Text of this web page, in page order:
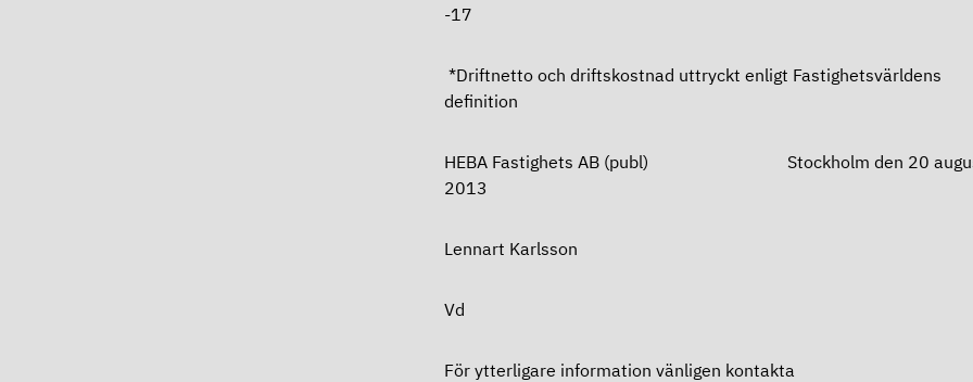
-17
*Driftnetto och driftskostnad uttryckt enligt Fastighetsvärldens
definition
HEBA Fastighets AB (publ) Stockholm den 20
2013
Lennart Karlsson
Vd
För ytterligare information vänligen kontakta